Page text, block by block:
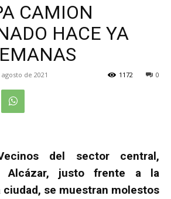
CAMION
HACE YA
agosto de 2021 0
1172
Vecinos del sector central,
Alcázar, justo frente a la
ciudad, se muestran molestos